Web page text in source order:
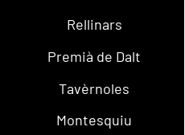
Rellinars
Premià de Dalt
Tavèrnoles
Montesquiu